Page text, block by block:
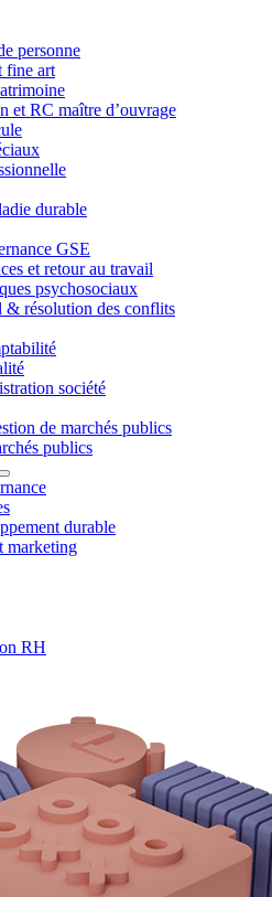
personne
fine art
et RC maître d’ouvrage
durable
GSE
et retour au travail
psychosociaux
& résolution des conflits
société
de marchés publics
publics
durable
marketing
RH